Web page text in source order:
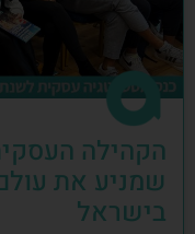
שמניע את
בישראל